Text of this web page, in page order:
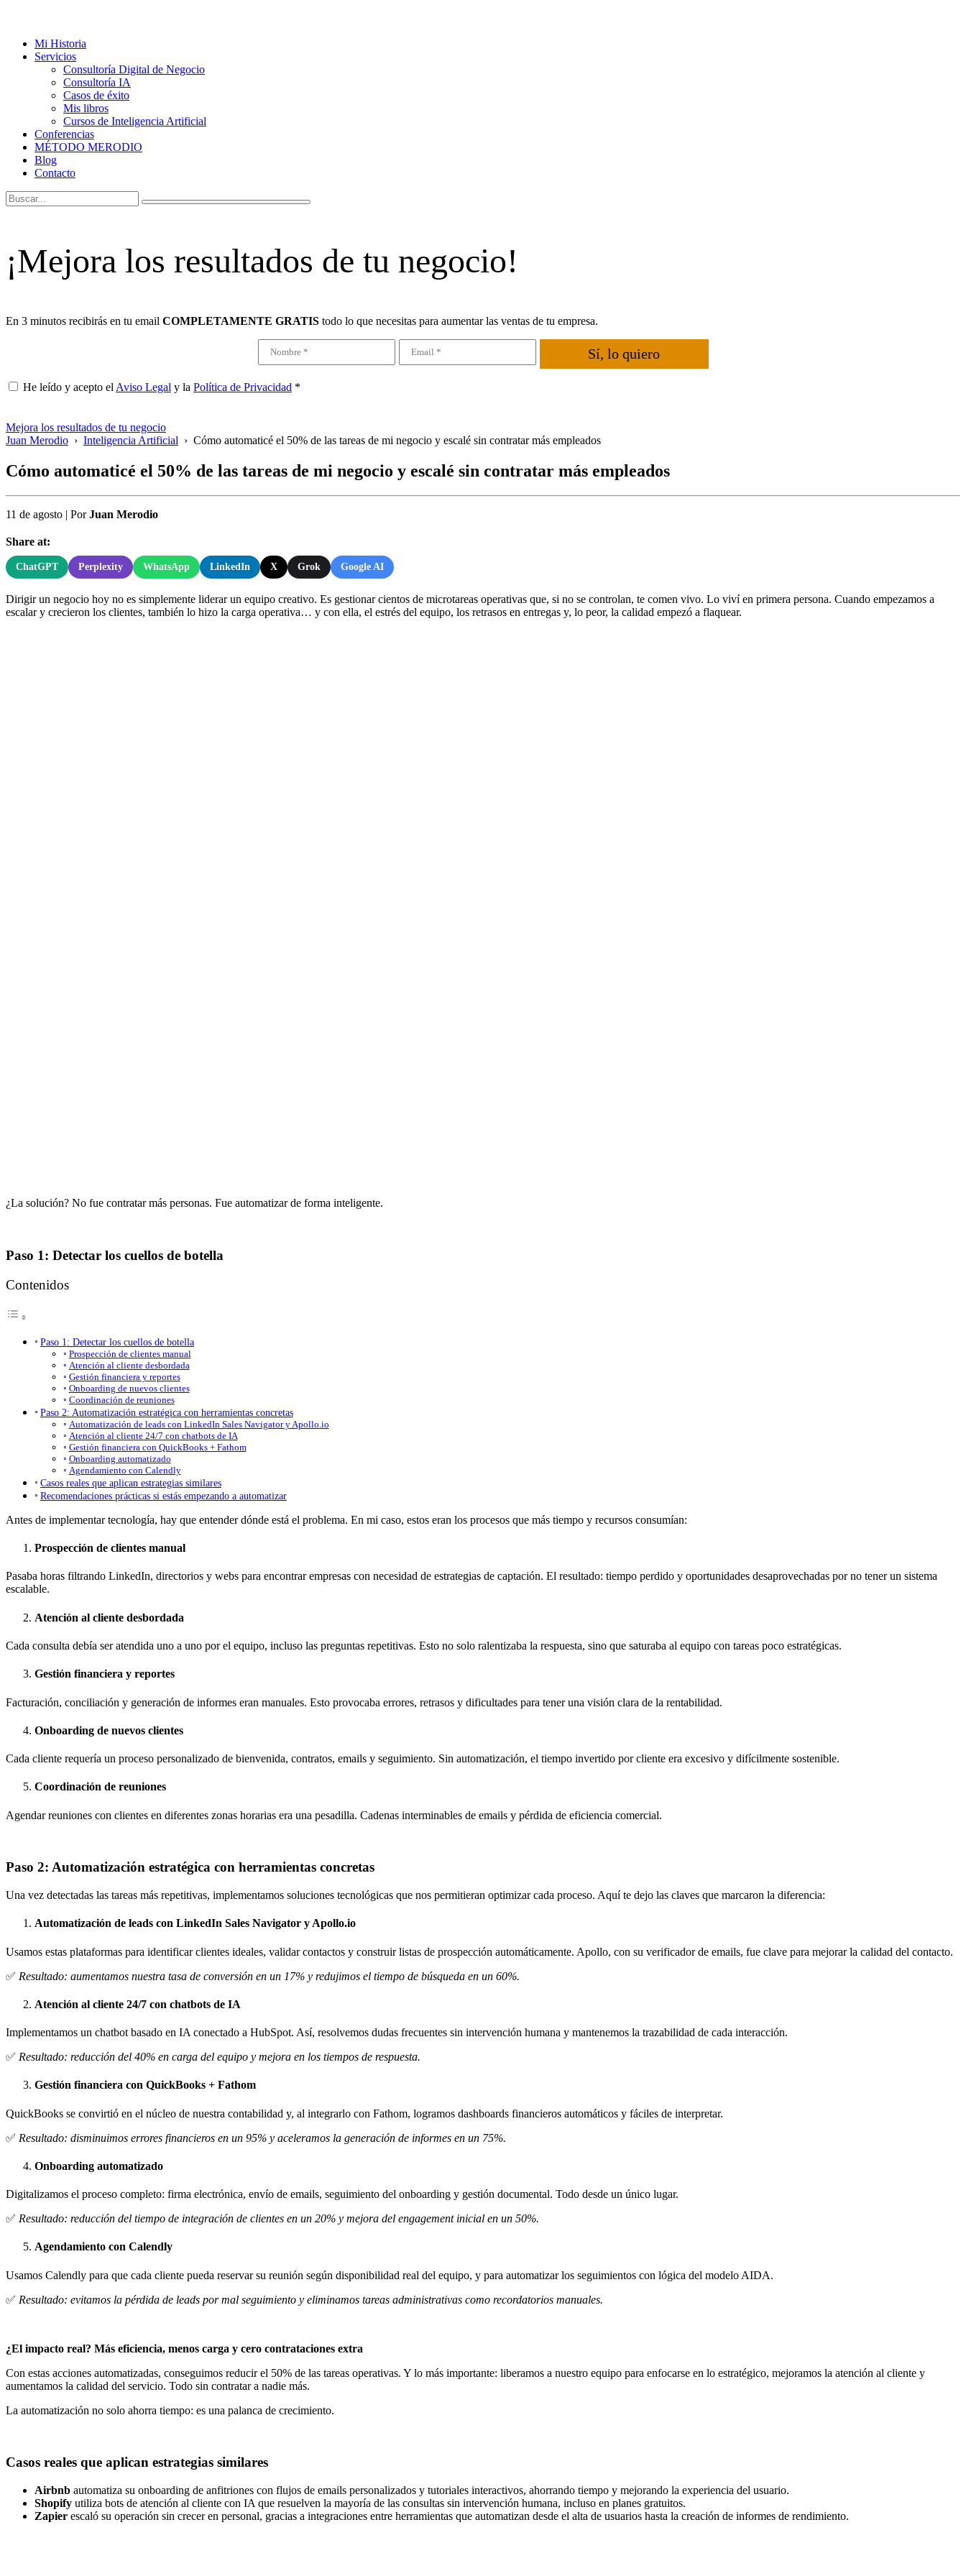
Mi Historia
Servicios
Consultoría Digital de Negocio
Consultoría IA
Casos de éxito
Mis libros
Cursos de Inteligencia Artificial
Conferencias
MÉTODO MERODIO
Blog
Contacto
¡Mejora los resultados de tu negocio!
En 3 minutos recibirás en tu email COMPLETAMENTE GRATIS todo lo que necesitas para aumentar las ventas de tu empresa.
Sí, lo quiero
He leído y acepto el Aviso Legal y la Política de Privacidad *
Mejora los resultados de tu negocio
Juan Merodio › Inteligencia Artificial › Cómo automaticé el 50% de las tareas de mi negocio y escalé sin contratar más empleados
Cómo automaticé el 50% de las tareas de mi negocio y escalé sin contratar más empleados
11 de agosto | PorJuan Merodio
Share at:
ChatGPT Perplexity WhatsApp LinkedIn X Grok Google AI
Dirigir un negocio hoy no es simplemente liderar un equipo creativo. Es gestionar cientos de microtareas operativas que, si no se controlan, te comen vivo. Lo viví en primera persona. Cuando empezamos a
escalar y crecieron los clientes, también lo hizo la carga operativa… y con ella, el estrés del equipo, los retrasos en entregas y, lo peor, la calidad empezó a flaquear.
¿La solución? No fue contratar más personas. Fue automatizar de forma inteligente.
Paso 1: Detectar los cuellos de botella
Contenidos
Paso 1: Detectar los cuellos de botella
Prospección de clientes manual
Atención al cliente desbordada
Gestión financiera y reportes
Onboarding de nuevos clientes
Coordinación de reuniones
Paso 2: Automatización estratégica con herramientas concretas
Automatización de leads con LinkedIn Sales Navigator y Apollo.io
Atención al cliente 24/7 con chatbots de IA
Gestión financiera con QuickBooks + Fathom
Onboarding automatizado
Agendamiento con Calendly
Casos reales que aplican estrategias similares
Recomendaciones prácticas si estás empezando a automatizar
Antes de implementar tecnología, hay que entender dónde está el problema. En mi caso, estos eran los procesos que más tiempo y recursos consumían:
Prospección de clientes manual
Pasaba horas filtrando LinkedIn, directorios y webs para encontrar empresas con necesidad de estrategias de captación. El resultado: tiempo perdido y oportunidades desaprovechadas por no tener un sistema
escalable.
Atención al cliente desbordada
Cada consulta debía ser atendida uno a uno por el equipo, incluso las preguntas repetitivas. Esto no solo ralentizaba la respuesta, sino que saturaba al equipo con tareas poco estratégicas.
Gestión financiera y reportes
Facturación, conciliación y generación de informes eran manuales. Esto provocaba errores, retrasos y dificultades para tener una visión clara de la rentabilidad.
Onboarding de nuevos clientes
Cada cliente requería un proceso personalizado de bienvenida, contratos, emails y seguimiento. Sin automatización, el tiempo invertido por cliente era excesivo y difícilmente sostenible.
Coordinación de reuniones
Agendar reuniones con clientes en diferentes zonas horarias era una pesadilla. Cadenas interminables de emails y pérdida de eficiencia comercial.
Paso 2: Automatización estratégica con herramientas concretas
Una vez detectadas las tareas más repetitivas, implementamos soluciones tecnológicas que nos permitieran optimizar cada proceso. Aquí te dejo las claves que marcaron la diferencia:
Automatización de leads con LinkedIn Sales Navigator y Apollo.io
Usamos estas plataformas para identificar clientes ideales, validar contactos y construir listas de prospección automáticamente. Apollo, con su verificador de emails, fue clave para mejorar la calidad del contacto.
✅ Resultado: aumentamos nuestra tasa de conversión en un 17% y redujimos el tiempo de búsqueda en un 60%.
Atención al cliente 24/7 con chatbots de IA
Implementamos un chatbot basado en IA conectado a HubSpot. Así, resolvemos dudas frecuentes sin intervención humana y mantenemos la trazabilidad de cada interacción.
✅ Resultado: reducción del 40% en carga del equipo y mejora en los tiempos de respuesta.
Gestión financiera con QuickBooks + Fathom
QuickBooks se convirtió en el núcleo de nuestra contabilidad y, al integrarlo con Fathom, logramos dashboards financieros automáticos y fáciles de interpretar.
✅ Resultado: disminuimos errores financieros en un 95% y aceleramos la generación de informes en un 75%.
Onboarding automatizado
Digitalizamos el proceso completo: firma electrónica, envío de emails, seguimiento del onboarding y gestión documental. Todo desde un único lugar.
✅ Resultado: reducción del tiempo de integración de clientes en un 20% y mejora del engagement inicial en un 50%.
Agendamiento con Calendly
Usamos Calendly para que cada cliente pueda reservar su reunión según disponibilidad real del equipo, y para automatizar los seguimientos con lógica del modelo AIDA.
✅ Resultado: evitamos la pérdida de leads por mal seguimiento y eliminamos tareas administrativas como recordatorios manuales.
¿El impacto real? Más eficiencia, menos carga y cero contrataciones extra
Con estas acciones automatizadas, conseguimos reducir el 50% de las tareas operativas. Y lo más importante: liberamos a nuestro equipo para enfocarse en lo estratégico, mejoramos la atención al cliente y
aumentamos la calidad del servicio. Todo sin contratar a nadie más.
La automatización no solo ahorra tiempo: es una palanca de crecimiento.
Casos reales que aplican estrategias similares
Airbnb automatiza su onboarding de anfitriones con flujos de emails personalizados y tutoriales interactivos, ahorrando tiempo y mejorando la experiencia del usuario.
Shopify utiliza bots de atención al cliente con IA que resuelven la mayoría de las consultas sin intervención humana, incluso en planes gratuitos.
Zapier escaló su operación sin crecer en personal, gracias a integraciones entre herramientas que automatizan desde el alta de usuarios hasta la creación de informes de rendimiento.